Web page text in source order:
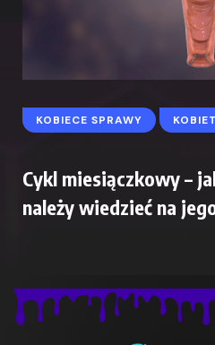
KOBIECE SPRAWY
Cykl miesiączkowy –
należy wiedzieć na